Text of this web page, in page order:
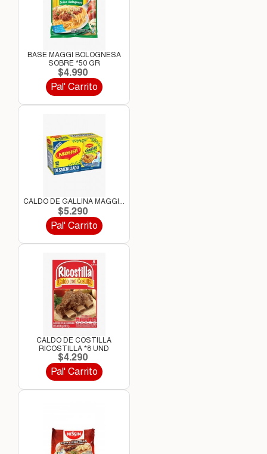
BASE MAGGI BOLOGNESA
SOBRE *50 GR
$4.990
Pal' Carrito
CALDO DE GALLINA MAGGI...
$5.290
Pal' Carrito
CALDO DE COSTILLA
RICOSTILLA *8 UND
$4.290
Pal' Carrito